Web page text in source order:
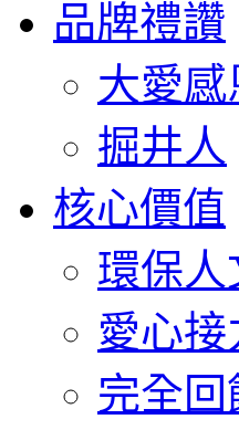
品牌禮讚
大愛
掘井人
核心價值
環保人
愛心接
完全回